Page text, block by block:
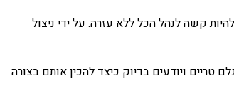
קשה לנהל הכל ללא עזרה. על ידי ניצול
ויודעים בדיוק כיצד להכין אותם בצורה